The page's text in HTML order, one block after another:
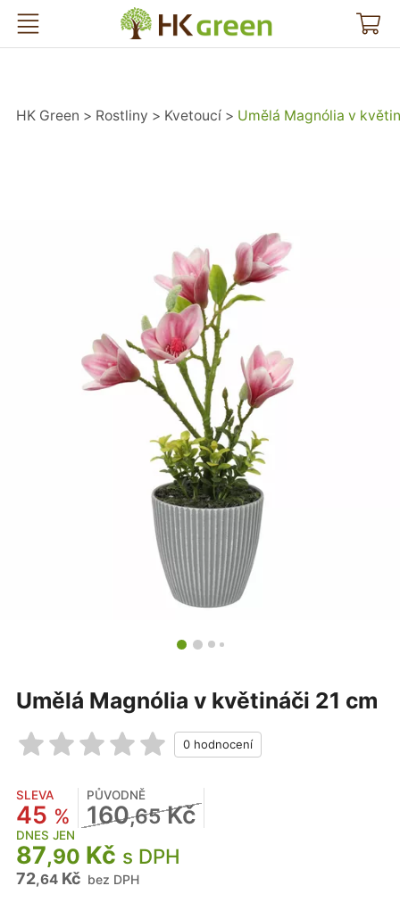
HK Green
HK Green Rostliny Kvetoucí Umělá Magnólia v
Umělá Magnólia v květináči 21 cm
SLEVA
45 %
PŮVODNĚ
160,65Kč
DNES JEN
87,90 Kč s DPH
72,64Kč bez DPH